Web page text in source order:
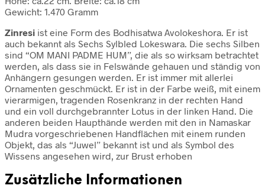
Gewicht: 1.470 Gramm
Zinresi ist eine Form des Bodhisatwa Avolokeshora. Er ist
auch bekannt als Sechs Sylbled Lokeswara. Die sechs Silben
sind “OM MANI PADME HUM”, die als so wirksam betrachtet
werden, als dass sie in Felswände gehauen und ständig von
Anhängern gesungen werden. Er ist immer mit allerlei
Ornamenten geschmückt. Er ist in der Farbe weiß, mit einem
vierarmigen, tragenden Rosenkranz in der rechten Hand
und ein voll durchgebrannter Lotus in der linken Hand. Die
anderen beiden Haupthände werden mit den in Namaskar
Mudra vorgeschriebenen Handflächen mit einem runden
Objekt, das als “Juwel” bekannt ist und als Symbol des
Wissens angesehen wird, zur Brust erhoben
Zusätzliche Informationen